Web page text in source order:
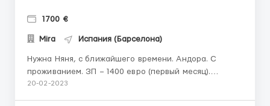
1700 €
Mira Испания (Барселона)
Нужна Няня, с ближайшего времени. Андора. С
проживанием. ЗП – 1400 евро (первый месяц).
Дальше повышение до 1700евро, в зависимости от
20-02-2023